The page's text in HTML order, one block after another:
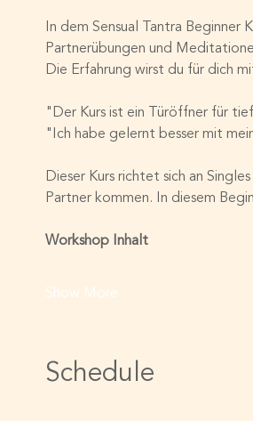
In dem Sensual Tantra
Partnerübungen und
Die Erfahrung wirst du für dich
"Der Kurs ist ein Türöffner für
"Ich habe gelernt besser mit
Dieser Kurs richtet sich an
Partner kommen. In diesem
Workshop Inhalt
Show More
Schedule